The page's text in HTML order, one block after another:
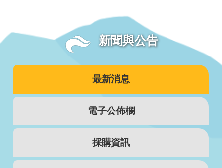
新聞與公告
最新消息
電子公佈欄
採購資訊